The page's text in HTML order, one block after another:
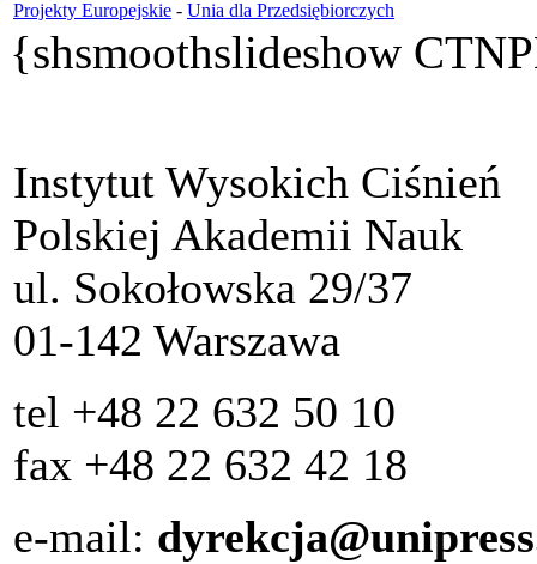
Projekty Europejskie - Unia dla Przedsiębiorczych
{shsmoothslideshow
Instytut Wysokich Ciśnień
Polskiej Akademii Nauk
ul. Sokołowska 29/37
01-142 Warszawa
tel +48 22 632 50 10
fax +48 22 632 42 18
e-mail: